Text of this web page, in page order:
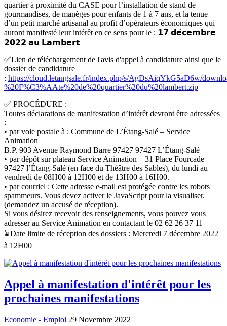
quartier à proximité du CASE pour l’installation de stand de
gourmandises, de manèges pour enfants de 1 à 7 ans, et la tenue
d’un petit marché artisanal au profit d’opérateurs économiques qui
auront manifesté leur intérêt en ce sens pour le : 𝟭𝟳 𝗱𝗲́𝗰𝗲𝗺𝗯𝗿𝗲
𝟮𝟬𝟮𝟮 𝗮𝘂 𝗟𝗮𝗺𝗯𝗲𝗿𝘁
✅Lien de téléchargement de l'avis d'appel à candidature ainsi que le
dossier de candidature
: https://cloud.letangsale.fr/index.php/s/AgDsAiqYkG5aD6w/
%20F%C3%AAte%20de%20quartier%20du%20lambert.zip
✅ PROCÉDURE :
Toutes déclarations de manifestation d’intérêt devront être adressées
:
• par voie postale à : Commune de L’Étang-Salé – Service
Animation
B.P. 903 Avenue Raymond Barre 97427 97427 L’Étang-Salé
• par dépôt sur plateau Service Animation – 31 Place Fourcade
97427 l’Étang-Salé (en face du Théâtre des Sables), du lundi au
vendredi de 08H00 à 12H00 et de 13H00 à 16H00.
• par courriel : Cette adresse e-mail est protégée contre les robots
spammeurs. Vous devez activer le JavaScript pour la visualiser.
(demandez un accusé de réception).
Si vous désirez recevoir des renseignements, vous pouvez vous
adresser au Service Animation en contactant le 02 62 26 37 11
⌛️Date limite de réception des dossiers : Mercredi 7 décembre 2022
à 12H00
Appel à manifestation d'intérêt pour les
prochaines manifestations
Economie - Emploi 29 Novembre 2022